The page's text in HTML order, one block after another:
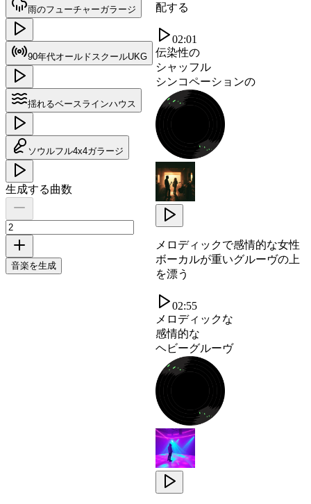
雨のフューチャーガラージ
90年代オールドスクールUKG
揺れるベースラインハウス
ソウルフル4x4ガラージ
生成する曲数
音楽を生成
配する
02:01
伝染性の
シャッフル
シンコペーションの
メロディックで感情的な女性
ボーカルが重いグルーヴの上
を漂う
02:55
メロディックな
感情的な
ヘビーグルーヴ